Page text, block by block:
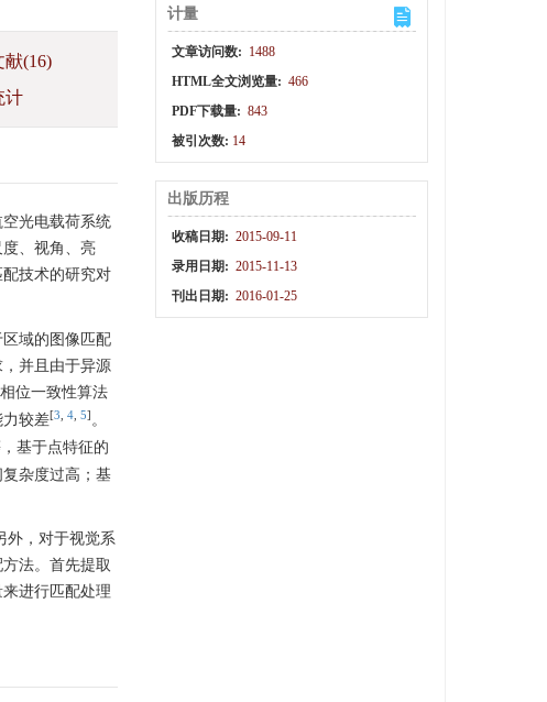
献(16)
计
光电载荷系统
、视角、亮
技术的研究对
域的图像匹配
并且由于异源
位一致性算法
较差[3 4 5] 。
基于点特征的
杂度过高；基
外，对于视觉系
法。首先提取
进行匹配处理
计量
文章访问数: 1488
HTML全文浏览量: 466
PDF下载量: 843
被引次数: 14
出版历程
收稿日期: 2015-09-11
录用日期: 2015-11-13
刊出日期: 2016-01-25